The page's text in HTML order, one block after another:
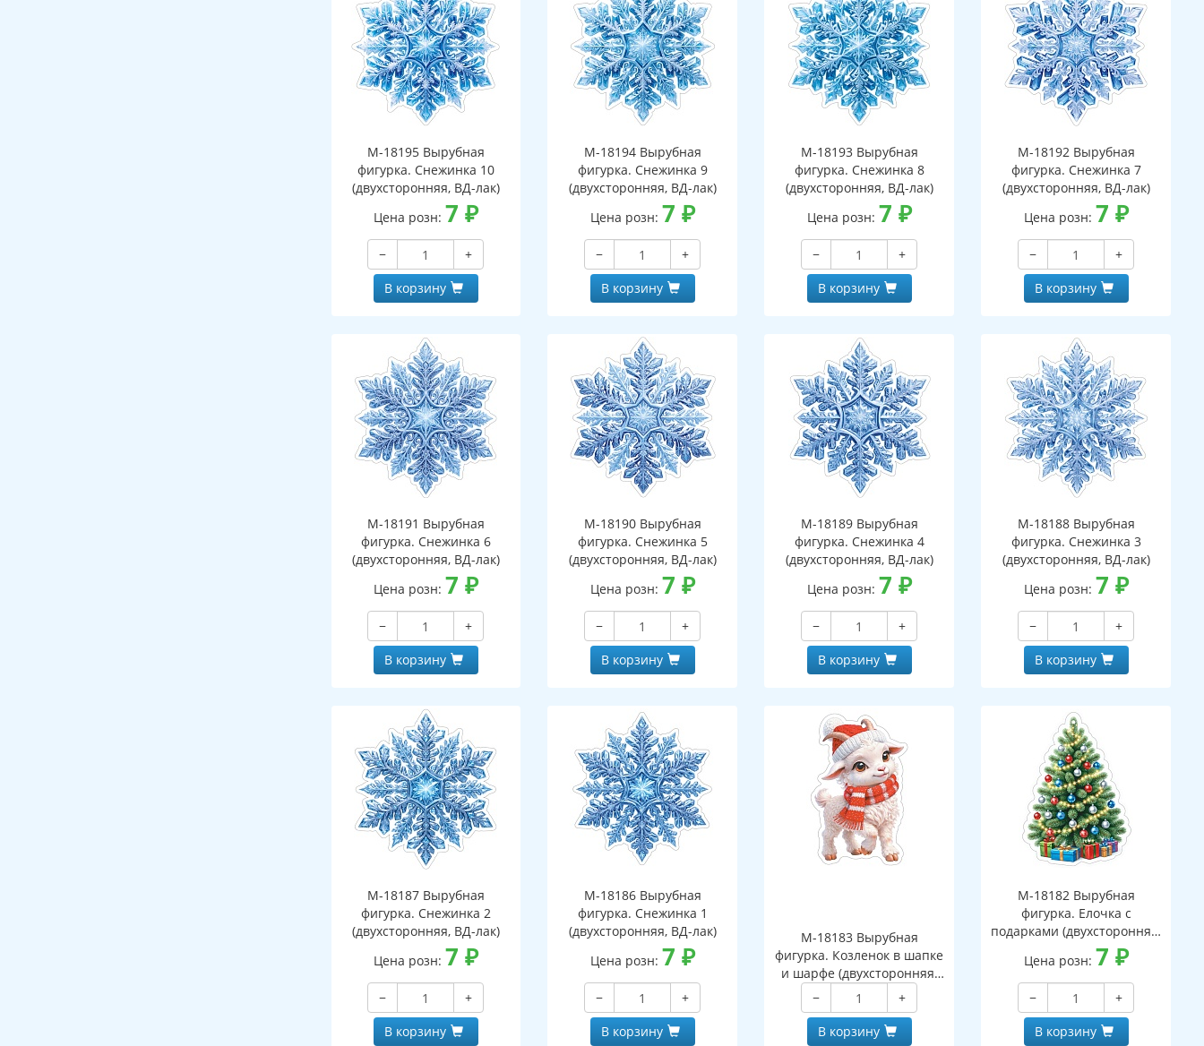
М-18195 Вырубная
фигурка. Снежинка 10
(двухсторонняя, ВД-лак)
Цена розн: 7 ₽
−
+
В корзину
М-18194 Вырубная
фигурка. Снежинка 9
(двухсторонняя, ВД-лак)
Цена розн: 7 ₽
−
+
В корзину
М-18193 Вырубная
фигурка. Снежинка 8
(двухсторонняя, ВД-лак)
Цена розн: 7 ₽
−
+
В корзину
М-18192 Вырубная
фигурка. Снежинка 7
(двухсторонняя, ВД-лак)
Цена розн: 7 ₽
−
+
В корзину
М-18191 Вырубная
фигурка. Снежинка 6
(двухсторонняя, ВД-лак)
Цена розн: 7 ₽
−
+
В корзину
М-18190 Вырубная
фигурка. Снежинка 5
(двухсторонняя, ВД-лак)
Цена розн: 7 ₽
−
+
В корзину
М-18189 Вырубная
фигурка. Снежинка 4
(двухсторонняя, ВД-лак)
Цена розн: 7 ₽
−
+
В корзину
М-18188 Вырубная
фигурка. Снежинка 3
(двухсторонняя, ВД-лак)
Цена розн: 7 ₽
−
+
В корзину
М-18187 Вырубная
фигурка. Снежинка 2
(двухсторонняя, ВД-лак)
Цена розн: 7 ₽
−
+
В корзину
М-18186 Вырубная
фигурка. Снежинка 1
(двухсторонняя, ВД-лак)
Цена розн: 7 ₽
−
+
В корзину
М-18183 Вырубная
фигурка. Козленок в шапке
и шарфе (двухсторонняя,
ВД-лак)
−
+
В корзину
М-18182 Вырубная
фигурка. Елочка с
подарками (двухсторонняя,
ВД-лак)
Цена розн: 7 ₽
−
+
В корзину